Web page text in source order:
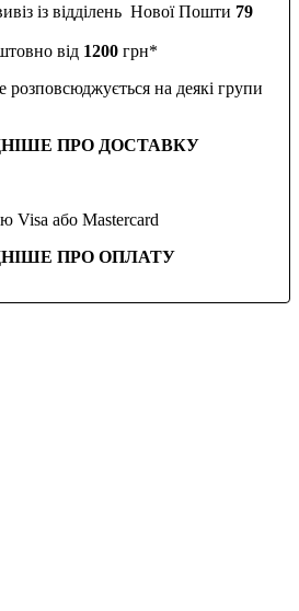
із відділень Нової Пошти 79
від 1200 грн*
на деякі групи
ПРО ДОСТАВКУ
Visa або Mastercard
ПРО ОПЛАТУ